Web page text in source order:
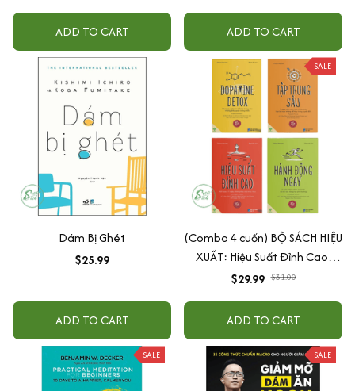
ADD TO CART ADD TO CART
Dám Bị Ghét
$25.99
ADD TO CART
SALE
(Combo 4 cuốn) BỘ SÁCH HIỆU
XUẤT: Hiệu Suất Đỉnh Cao,
Dopamine Detox, Hành Động
$29.99 $31.00
ADD TO CART
SALE SALE